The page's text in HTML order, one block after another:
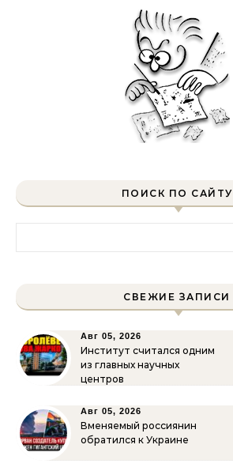
ПОИСК ПО САЙТУ
СВЕЖИЕ ЗАПИСИ
Авг 05, 2026
Институт считался одним
из главных научных
центров
Авг 05, 2026
Вменяемый россиянин
обратился к Украине